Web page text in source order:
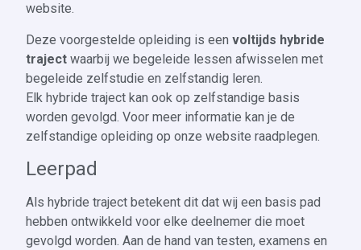
website.
Deze voorgestelde opleiding is een voltijds hybride
traject waarbij we begeleide lessen afwisselen met
begeleide zelfstudie en zelfstandig leren.
Elk hybride traject kan ook op zelfstandige basis
worden gevolgd. Voor meer informatie kan je de
zelfstandige opleiding op onze website raadplegen.
Leerpad
Als hybride traject betekent dit dat wij een basis pad
hebben ontwikkeld voor elke deelnemer die moet
gevolgd worden. Aan de hand van testen, examens en